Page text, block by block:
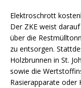
Elektroschrott
Der ZKE weist
über die
zu entsorgen.
Holzbrunnen in St.
sowie die
Rasierapparate oder